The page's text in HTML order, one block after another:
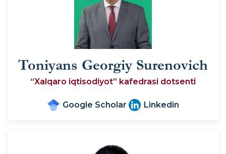
Toniyans Georgiy Surenovich
“Xalqaro iqtisodiyot” kafedrasi dotsenti
Google Scholar Linkedin